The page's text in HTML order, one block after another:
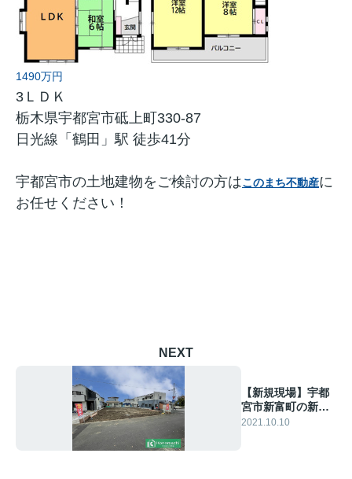
1490万円
3ＬＤＫ
栃木県宇都宮市砥上町330-87
日光線「鶴田」駅 徒歩41分
宇都宮市の土地建物をご検討の方はこのまち不動産に
お任せください！
NEXT
【新規現場】宇都
宮市新富町の新築
物件が販売開始に
2021.10.10